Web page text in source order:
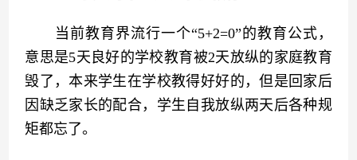
当前教育界流行一个“5+2=0”的教育公式，
意思是5天良好的学校教育被2天放纵的家庭教育
毁了，本来学生在学校教得好好的，但是回家后
因缺乏家长的配合，学生自我放纵两天后各种规
矩都忘了。